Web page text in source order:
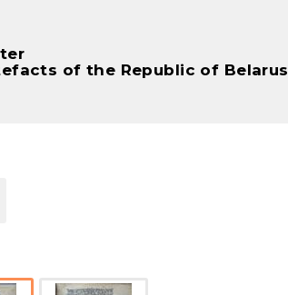
of the Republic of Belarus